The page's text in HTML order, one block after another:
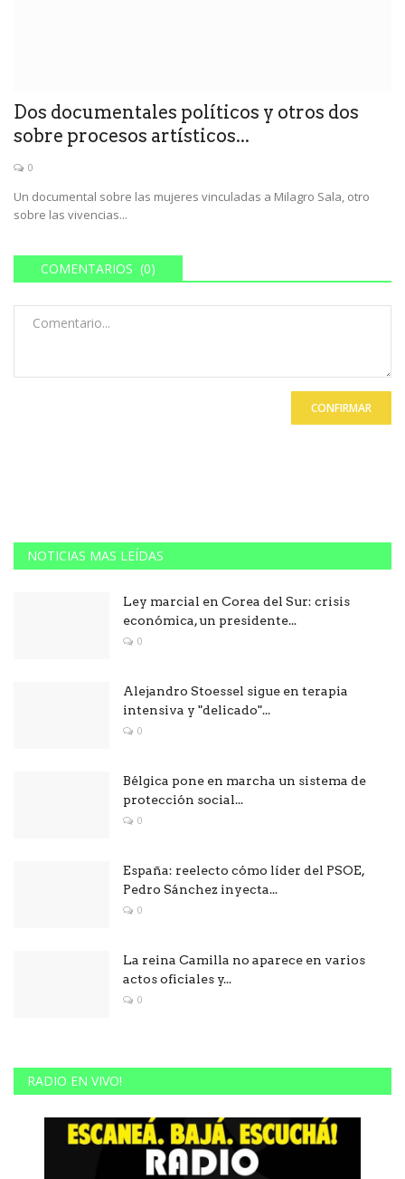
Dos documentales políticos y otros dos
sobre procesos artísticos...
0
Un documental sobre las mujeres vinculadas a Milagro Sala, otro
sobre las vivencias...
COMENTARIOS (0)
CONFIRMAR
NOTICIAS MAS LEÍDAS
Ley marcial en Corea del Sur: crisis
económica, un presidente...
0
Alejandro Stoessel sigue en terapia
intensiva y "delicado"...
0
Bélgica pone en marcha un sistema de
protección social...
0
España: reelecto cómo líder del PSOE,
Pedro Sánchez inyecta...
0
La reina Camilla no aparece en varios
actos oficiales y...
0
RADIO EN VIVO!